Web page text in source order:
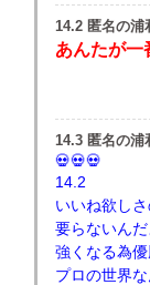
14.2 匿名の浦
あんたが一
14.3 匿名の浦
14.2
いいね欲し
要らないんだ
強くなる為
プロの世界